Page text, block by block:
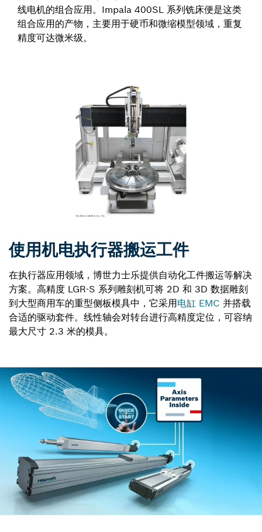
线电机的组合应用。Impala 400SL 系列铣床便是这类
组合应用的产物，主要用于硬币和微缩模型领域，重复
精度可达微米级。
使用机电执行器搬运工件
在执行器应用领域，博世力士乐提供自动化工件搬运等解决
方案。高精度 LGR-S 系列雕刻机可将 2D 和 3D 数据雕刻
到大型商用车的重型侧板模具中，它采用电缸 EMC 并搭载
合适的驱动套件。线性轴会对转台进行高精度定位，可容纳
最大尺寸 2.3 米的模具。